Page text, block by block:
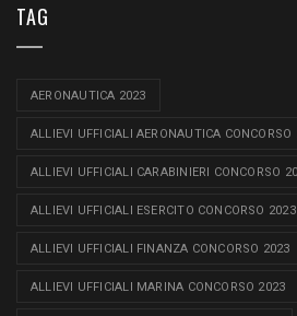
TAG
AERONAUTICA 2023
ALLIEVI UFFICIALI AERONAUTICA CONCORSO
ALLIEVI UFFICIALI CARABINIERI CONCORSO
ALLIEVI UFFICIALI ESERCITO CONCORSO 2023
ALLIEVI UFFICIALI FINANZA CONCORSO 2023
ALLIEVI UFFICIALI MARINA CONCORSO 2023